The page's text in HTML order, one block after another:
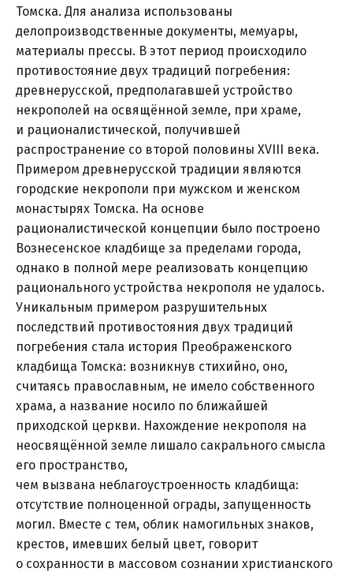
Томска. Для анализа использованы
делопроизводственные документы, мемуары,
материалы прессы. В этот период происходило
противостояние двух традиций погребения:
древнерусской, предполагавшей устройство
некрополей на освящённой земле, при храме,
и рационалистической, получившей
распространение со второй половины XVIII века.
Примером древнерусской традиции являются
городские некрополи при мужском и женском
монастырях Томска. На основе
рационалистической концепции было построено
Вознесенское кладбище за пределами города,
однако в полной мере реализовать концепцию
рационального устройства некрополя не удалось.
Уникальным примером разрушительных
последствий противостояния двух традиций
погребения стала история Преображенского
кладбища Томска: возникнув стихийно, оно,
считаясь православным, не имело собственного
храма, а название носило по ближайшей
приходской церкви. Нахождение некрополя на
неосвящённой земле лишало сакрального смысла
его пространство,
чем вызвана неблагоустроенность кладбища:
отсутствие полноценной ограды, запущенность
могил. Вместе с тем, облик намогильных знаков,
крестов, имевших белый цвет, говорит
о сохранности в массовом сознании христианского